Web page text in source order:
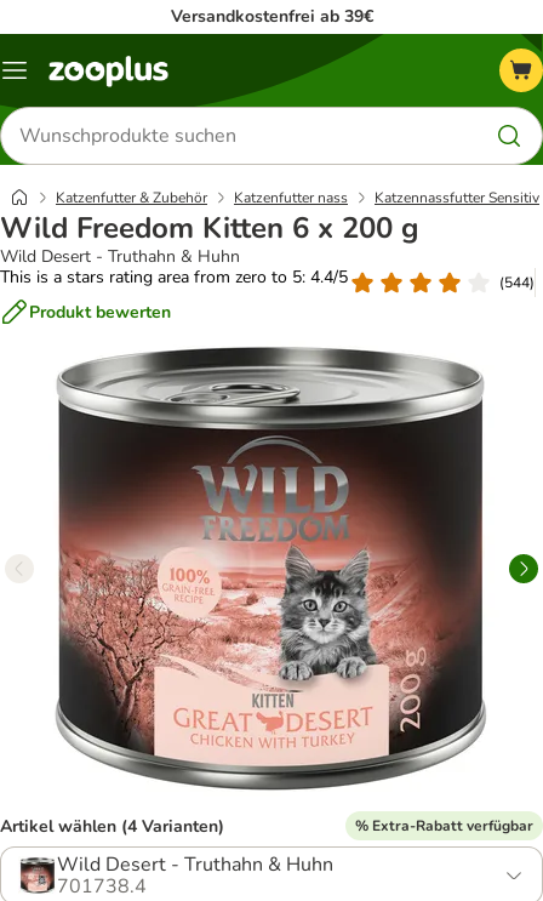
Versandkostenfrei ab 39€
Menü
Produkte
suchen
Katzenfutter & Zubehör Katzenfutter nass Katzennassfutter Sensitiv
Wild Freedom Kitten 6 x 200 g
Wild Desert - Truthahn & Huhn
This is a stars rating area from zero to 5: 4.4/5
(544)
Produkt bewerten
Artikel wählen (4 Varianten) % Extra-Rabatt verfügbar
Wild Desert - Truthahn & Huhn
701738.4